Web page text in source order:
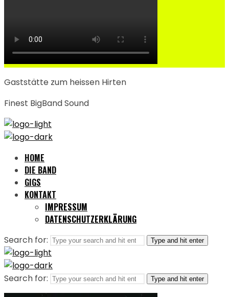
Gaststätte zum heissen Hirten
Finest BigBand Sound
HOME
DIE BAND
GIGS
KONTAKT
IMPRESSUM
DATENSCHUTZERKLÄRUNG
Search for: Type and hit enter
Search for: Type and hit enter